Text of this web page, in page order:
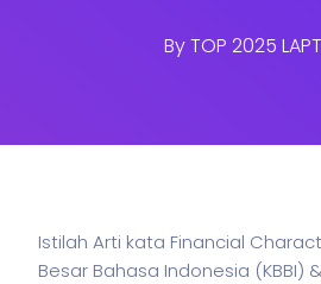
ByTOP 2025
Istilah Arti kata Financial
Besar Bahasa Indonesia (KBBI)